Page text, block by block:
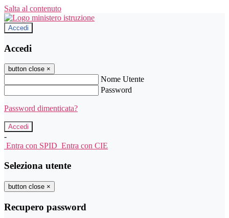
Salta al contenuto
Accedi
Accedi
button close ×
Nome Utente
Password
Password dimenticata?
-
Entra con SPID Entra con CIE
Seleziona utente
button close ×
Recupero password